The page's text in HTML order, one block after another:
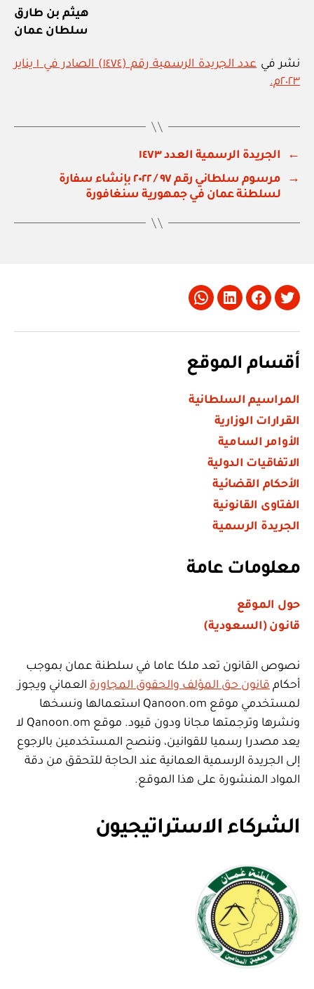
هيثم بن طارق
سلطان عمان
نشر في
عدد الجريدة الرسمية رقم (١٤٧٤) الصادر في ١ يناير
٢٠٢٣م.
←
الجريدة الرسمية العدد ١٤٧٣
→
مرسوم سلطاني رقم ٩٧ / ٢٠٢٢ بإنشاء سفارة
لسلطنة عمان في جمهورية سنغافورة
Twitter
Facebook
LinkedIn
Whatsapp
أقسام الموقع
المراسيم السلطانية
القرارات الوزارية
الأوامر السامية
الاتفاقيات الدولية
الأحكام القضائية
الفتاوى القانونية
الجريدة الرسمية
معلومات عامة
حول الموقع
قانون (السعودية)
نصوص القانون تعد ملكا عاما في سلطنة عمان بموجب
أحكام قانون حق المؤلف والحقوق المجاورة العماني ويجوز
لمستخدمي موقع Qanoon.om استعمالها ونسخها
ونشرها وترجمتها مجانا ودون قيود. موقع Qanoon.om لا
يعد مصدرا رسميا للقوانين، وننصح المستخدمين بالرجوع
إلى الجريدة الرسمية العمانية عند الحاجة للتحقق من دقة
المواد المنشورة على هذا الموقع.
الشركاء الاستراتيجيون